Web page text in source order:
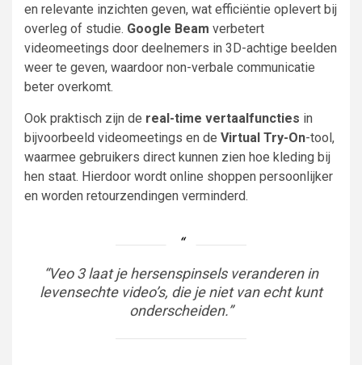
en relevante inzichten geven, wat efficiëntie oplevert bij
overleg of studie. Google Beam verbetert
videomeetings door deelnemers in 3D-achtige beelden
weer te geven, waardoor non-verbale communicatie
beter overkomt.
Ook praktisch zijn de real-time vertaalfuncties in
bijvoorbeeld videomeetings en de Virtual Try-On-tool,
waarmee gebruikers direct kunnen zien hoe kleding bij
hen staat. Hierdoor wordt online shoppen persoonlijker
en worden retourzendingen verminderd.
“Veo 3 laat je hersenspinsels veranderen in
levensechte video’s, die je niet van echt kunt
onderscheiden.”